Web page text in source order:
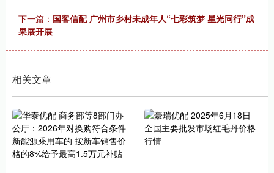
下一篇： 国客信配 广州市乡村未成年人“七彩筑梦 星光同行”成
果展开展
相关文章